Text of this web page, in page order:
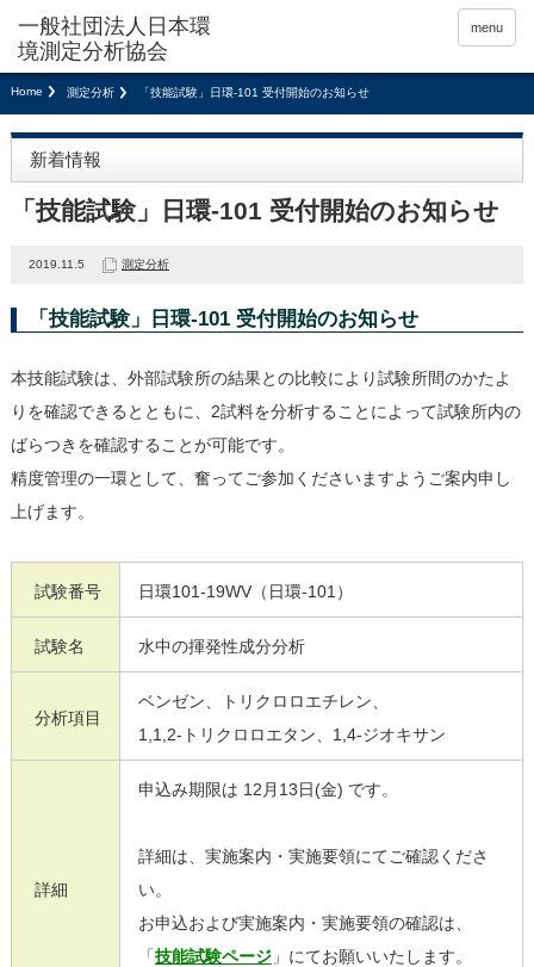
menu
Home 測定分析 「技能試験」日環-101 受付開始のお知らせ
新着情報
「技能試験」日環-101 受付開始のお知らせ
2019.11.5 測定分析
「技能試験」日環-101 受付開始のお知らせ
本技能試験は、外部試験所の結果との比較により試験所間のかたよ
りを確認できるとともに、2試料を分析することによって試験所内の
ばらつきを確認することが可能です。
精度管理の一環として、奮ってご参加くださいますようご案内申し
上げます。
試験番号 日環101-19WV（日環-101）
試験名 水中の揮発性成分分析
分析項目
ベンゼン、トリクロロエチレン、
1,1,2-トリクロロエタン、1,4-ジオキサン
詳細
申込み期限は 12月13日(金) です。
詳細は、 実施案内・実施要領にてご確認くださ
い。
お申込および実施案内・実施要領の確認は、
「技能試験ページ」にてお願いいたします。